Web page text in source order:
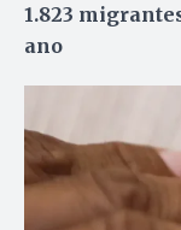
1.823
ano